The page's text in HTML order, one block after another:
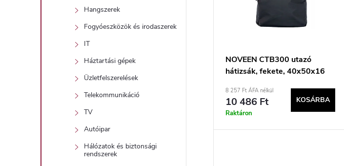
Hangszerek
Fogyóeszközök és irodaszerek
IT
Háztartási gépek
Üzletfelszerelések
Telekommunikáció
TV
Autóipar
Hálózatok és biztonsági
rendszerek
d
l
NOVEEN CTB300 utazó
hátizsák, fekete, 40x50x16
8 257 Ft ÁFA nélkül
10 486 Ft
Raktáron
KOSÁRBA